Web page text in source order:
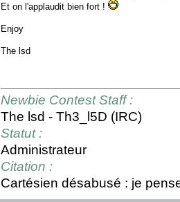
Et on l'applaudit bien fort !
Enjoy
The lsd
Newbie Contest Staff :
The lsd - Th3_l5D (IRC)
Statut :
Administrateur
Citation :
Cartésien désabusé : je